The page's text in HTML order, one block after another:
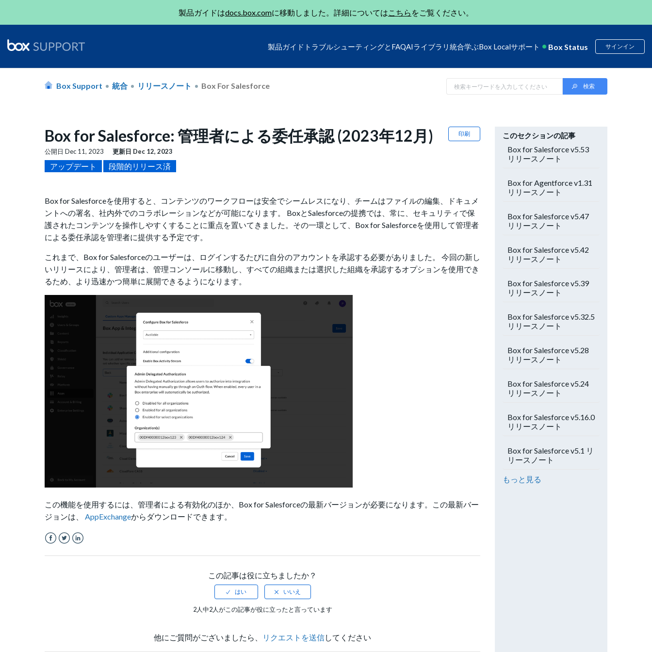
製品ガイドはdocs.box.comに移動しました。詳細についてはこちら をご覧ください。
製品ガイド トラブルシューティングとFAQAIライブラリ 統合学ぶBox Localサポート Box Status サインイン
Box Support 統合 リリースノート Box For Salesforce
印刷
Box for Salesforce: 管理者による委任承認 (2023年12月)
公開日 Dec 11, 2023 更新日 Dec 12, 2023
アップデート 段階的リリース済
Box for Salesforceを使用すると、コンテンツのワークフローは安全でシームレスになり、チームはファイルの編集、ドキュメ
ントへの署名、社内外でのコラボレーションなどが可能になります。 BoxとSalesforceの提携では、常に、セキュリティで保
護されたコンテンツを操作しやすくすることに重点を置いてきました。その一環として、Box for Salesforceを使用して管理者
による委任承認を管理者に提供する予定です。
これまで、Box for Salesforceのユーザーは、ログインするたびに自分のアカウントを承認する必要がありました。 今回の新し
いリリースにより、管理者は、管理コンソールに移動し、すべての組織または選択した組織を承認するオプションを使用でき
るため、より迅速かつ簡単に展開できるようになります。
この機能を使用するには、管理者による有効化のほか、Box for Salesforceの最新バージョンが必要になります。この最新バー
ジョンは、 AppExchangeからダウンロードできます。
この記事は役に立ちましたか？
2人中2人がこの記事が役に立ったと言っています
他にご質問がございましたら、 リクエストを送信してください
このセクションの記事
Box for Salesforce v5.53
リリースノート
Box for Agentforce v1.31
リリースノート
Box for Salesforce v5.47
リリースノート
Box for Salesforce v5.42
リリースノート
Box for Salesforce v5.39
リリースノート
Box for Salesforce v5.32.5
リリースノート
Box for Salesforce v5.28
リリースノート
Box for Salesforce v5.24
リリースノート
Box for Salesforce v5.16.0
リリースノート
Box for Salesforce v5.1 リ
リースノート
もっと見る